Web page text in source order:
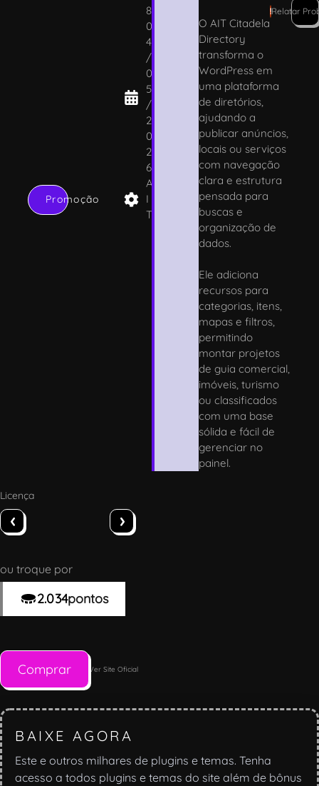
Promoção
8
0
4
/
0
5
/
2
0
2
6
A
I
T
O AIT Citadela
Directory
transforma o
WordPress em
uma plataforma
de diretórios,
ajudando a
publicar anúncios,
locais ou serviços
com navegação
clara e estrutura
pensada para
buscas e
organização de
dados.
Ele adiciona
recursos para
categorias, itens,
mapas e filtros,
permitindo
montar projetos
de guia comercial,
imóveis, turismo
ou classificados
com uma base
sólida e fácil de
gerenciar no
painel.
!Relatar
Licença
‹ ›
ou troque por
2.034pontos
Comprar Ver Site Oficial
BAIXE AGORA
Este e outros milhares de plugins e temas. Tenha
acesso a todos plugins e temas do site além de bônus